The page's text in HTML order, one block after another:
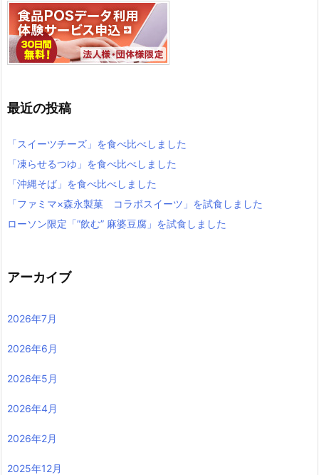
最近の投稿
「スイーツチーズ」を食べ比べしました
「凍らせるつゆ」を食べ比べしました
「沖縄そば」を食べ比べしました
「ファミマ×森永製菓 コラボスイーツ」を試食しました
ローソン限定「”飲む” 麻婆豆腐」を試食しました
アーカイブ
2026年7月
2026年6月
2026年5月
2026年4月
2026年2月
2025年12月